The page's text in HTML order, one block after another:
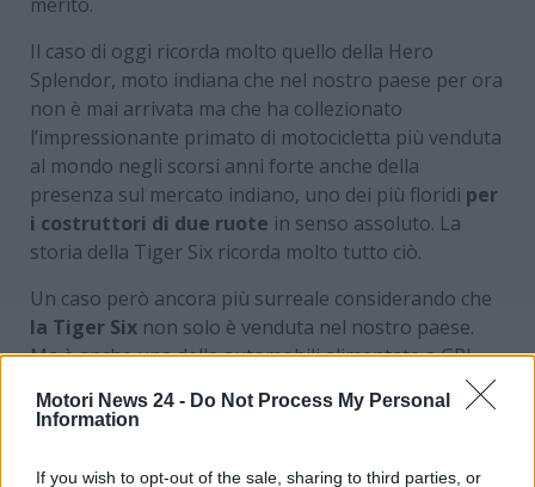
Motori News 24 - Do Not Process My Personal
Information
If you wish to opt-out of the sale, sharing to third parties, or
Il caso di oggi ricorda molto quello della Hero
Splendor, moto indiana che nel nostro paese per ora
non è mai arrivata ma che ha collezionato
l’impressionante primato di motocicletta più venduta
al mondo negli scorsi anni forte anche della
presenza sul mercato indiano, uno dei più floridi per
i costruttori di due ruote in senso assoluto. La
storia della Tiger Six ricorda molto tutto ciò.
Un caso però ancora più surreale considerando che
la Tiger Six non solo è venduta nel nostro paese.
Ma è anche una delle automobili alimentate a GPL
più apprezzate dai clienti secondo i dati degli ultimi
mesi. A giugno tanto per fare un esempio sono state
rende il SUV l’ottava auto della categoria più venduta